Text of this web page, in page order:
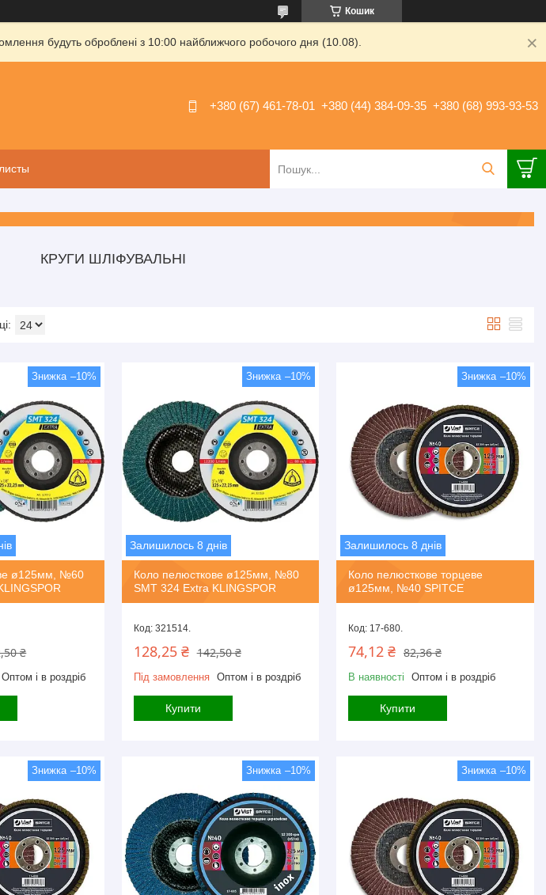
Кошик
будуть оброблені з 10:00 найближчого робочого дня (10.08).
+380 (67) 461-78-01 +380 (44) 384-09-35 +380 (68) 993-93-53
КРУГИ ШЛІФУВАЛЬНІ
–10%
ø125мм, №60
₴
Оптом і в роздріб
–10%
Залишилось 8 днів
Коло пелюсткове ø125мм, №80
SMT 324 Extra KLINGSPOR
321514.
142,50 ₴
128,25 ₴
Під замовлення Оптом і в роздріб
Купити
–10%
Залишилось 8 днів
Коло пелюсткове торцеве
ø125мм, №40 SPITCE
17-680.
82,36 ₴
74,12 ₴
В наявності Оптом і в роздріб
Купити
–10% –10% –10%